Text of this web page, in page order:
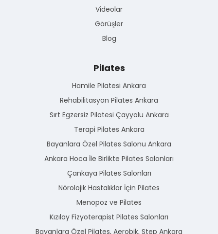
Videolar
Görüşler
Blog
Pilates
Hamile Pilatesi Ankara
Rehabilitasyon Pilates Ankara
Sırt Egzersiz Pilatesi Çayyolu Ankara
Terapi Pilates Ankara
Bayanlara Özel Pilates Salonu Ankara
Ankara Hoca İle Birlikte Pilates Salonları
Çankaya Pilates Salonları
Nörolojik Hastalıklar İçin Pilates
Menopoz ve Pilates
Kızılay Fizyoterapist Pilates Salonları
Bayanlara Özel Pilates, Aerobik, Step Ankara